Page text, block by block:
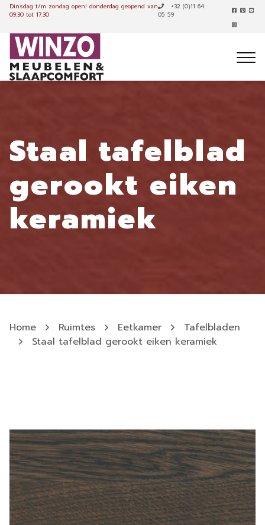
Dinsdag t/m zondag open! donderdag geopend van
09:30 tot 17:30
+32 (0)11 64
05 59
Staal tafelblad
gerookt eiken
keramiek
Home Ruimtes Eetkamer
Tafelbladen
Staal tafelblad gerookt eiken keramiek